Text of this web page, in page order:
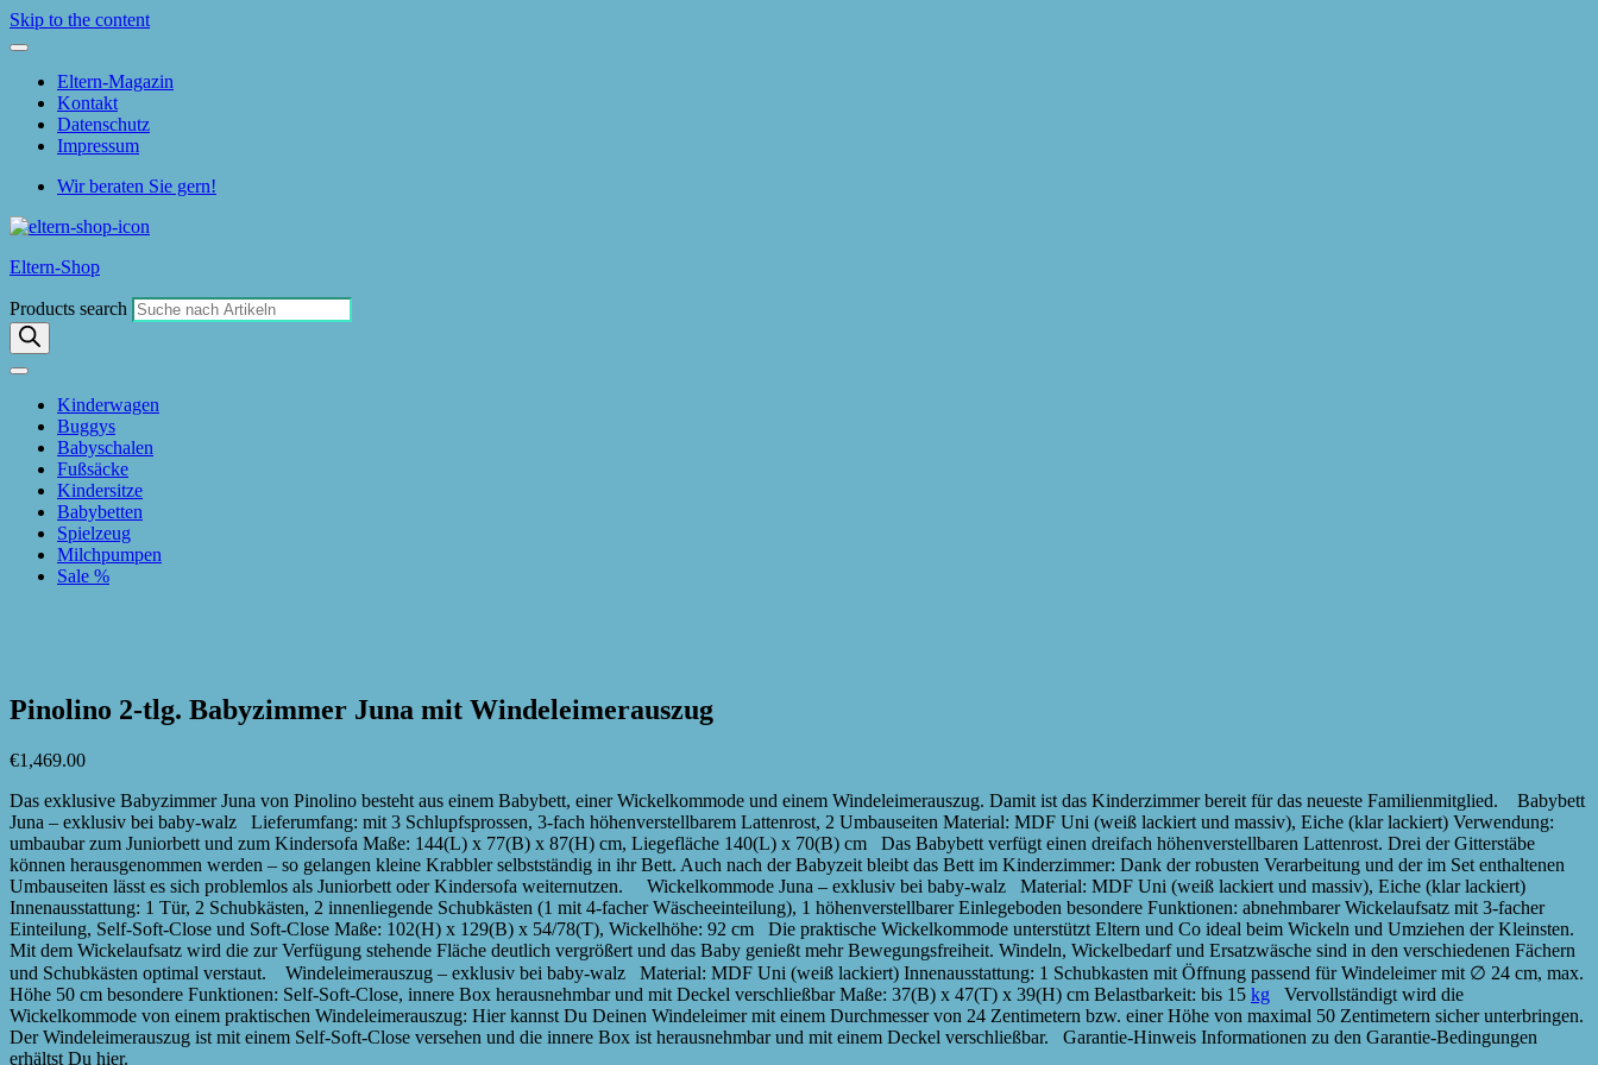
Skip to the content
Eltern-Magazin
Kontakt
Datenschutz
Impressum
Wir beraten Sie gern!
Eltern-Shop
Products search
Kinderwagen
Buggys
Babyschalen
Fußsäcke
Kindersitze
Babybetten
Spielzeug
Milchpumpen
Sale %
Pinolino 2-tlg. Babyzimmer Juna mit Windeleimerauszug
€1,469.00
Das exklusive Babyzimmer Juna von Pinolino besteht aus einem Babybett, einer Wickelkommode und einem Windeleimerauszug. Damit ist das Kinderzimmer bereit für das neueste Familienmitglied. Babybett
Juna – exklusiv bei baby-walz Lieferumfang: mit 3 Schlupfsprossen, 3-fach höhenverstellbarem Lattenrost, 2 Umbauseiten Material: MDF Uni (weiß lackiert und massiv), Eiche (klar lackiert) Verwendung:
umbaubar zum Juniorbett und zum Kindersofa Maße: 144(L) x 77(B) x 87(H) cm, Liegefläche 140(L) x 70(B) cm Das Babybett verfügt einen dreifach höhenverstellbaren Lattenrost. Drei der Gitterstäbe
können herausgenommen werden – so gelangen kleine Krabbler selbstständig in ihr Bett. Auch nach der Babyzeit bleibt das Bett im Kinderzimmer: Dank der robusten Verarbeitung und der im Set enthaltenen
Umbauseiten lässt es sich problemlos als Juniorbett oder Kindersofa weiternutzen. Wickelkommode Juna – exklusiv bei baby-walz Material: MDF Uni (weiß lackiert und massiv), Eiche (klar lackiert)
Innenausstattung: 1 Tür, 2 Schubkästen, 2 innenliegende Schubkästen (1 mit 4-facher Wäscheeinteilung), 1 höhenverstellbarer Einlegeboden besondere Funktionen: abnehmbarer Wickelaufsatz mit 3-facher
Einteilung, Self-Soft-Close und Soft-Close Maße: 102(H) x 129(B) x 54/78(T), Wickelhöhe: 92 cm Die praktische Wickelkommode unterstützt Eltern und Co ideal beim Wickeln und Umziehen der Kleinsten.
Mit dem Wickelaufsatz wird die zur Verfügung stehende Fläche deutlich vergrößert und das Baby genießt mehr Bewegungsfreiheit. Windeln, Wickelbedarf und Ersatzwäsche sind in den verschiedenen Fächern
und Schubkästen optimal verstaut. Windeleimerauszug – exklusiv bei baby-walz Material: MDF Uni (weiß lackiert) Innenausstattung: 1 Schubkasten mit Öffnung passend für Windeleimer mit ∅ 24 cm, max.
Höhe 50 cm besondere Funktionen: Self-Soft-Close, innere Box herausnehmbar und mit Deckel verschließbar Maße: 37(B) x 47(T) x 39(H) cm Belastbarkeit: bis 15 kg Vervollständigt wird die
Wickelkommode von einem praktischen Windeleimerauszug: Hier kannst Du Deinen Windeleimer mit einem Durchmesser von 24 Zentimetern bzw. einer Höhe von maximal 50 Zentimetern sicher unterbringen.
Der Windeleimerauszug ist mit einem Self-Soft-Close versehen und die innere Box ist herausnehmbar und mit einem Deckel verschließbar. Garantie-Hinweis Informationen zu den Garantie-Bedingungen
erhältst Du hier.